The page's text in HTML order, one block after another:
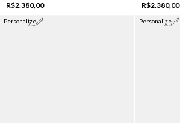
R$2.380,00
R$2.380,00
Personalize Personalize